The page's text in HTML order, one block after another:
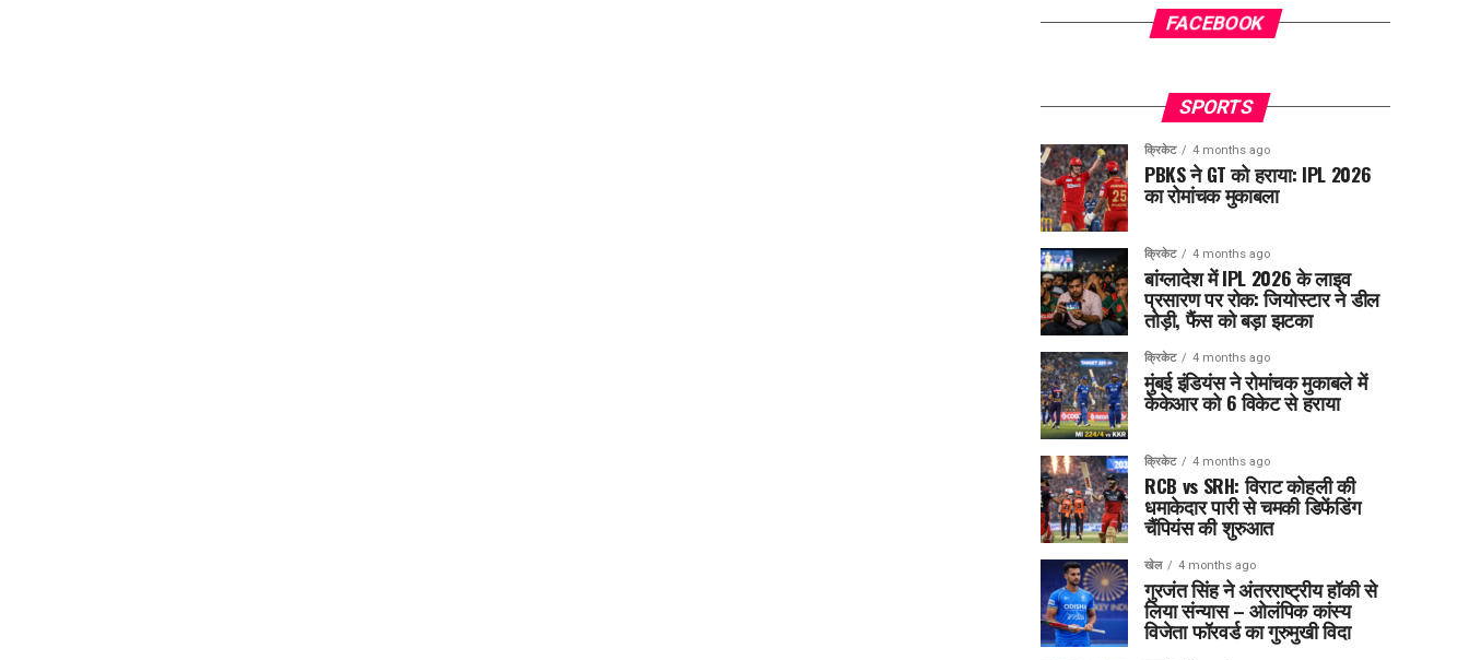
FACEBOOK
SPORTS
क्रिकेट 4 months ago
PBKS ने GT को हराया: IPL 2026
का रोमांचक मुकाबला
क्रिकेट 4 months ago
बांग्लादेश में IPL 2026 के लाइव
प्रसारण पर रोक: जियोस्टार ने डील
तोड़ी, फैंस को बड़ा झटका
क्रिकेट 4 months ago
मुंबई इंडियंस ने रोमांचक मुकाबले में
केकेआर को 6 विकेट से हराया
क्रिकेट 4 months ago
RCB vs SRH: विराट कोहली की
धमाकेदार पारी से चमकी डिफेंडिंग
चैंपियंस की शुरुआत
खेल 4 months ago
गुरजंत सिंह ने अंतरराष्ट्रीय हॉकी से
लिया संन्यास – ओलंपिक कांस्य
विजेता फॉरवर्ड का गुरुमुखी विदा